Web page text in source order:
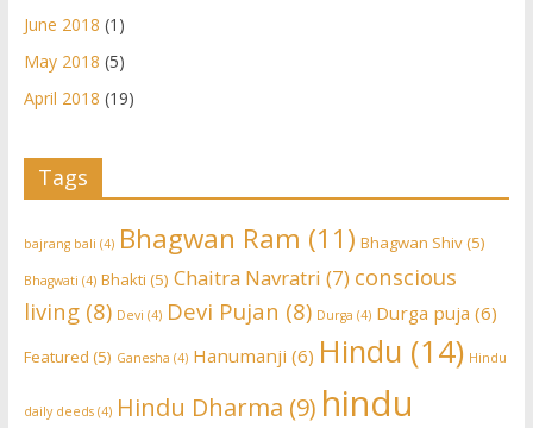
June 2018 (1)
May 2018 (5)
April 2018 (19)
Tags
bajrang bali (4) Bhagwan Ram (11) Bhagwan Shiv(5)
Bhagwati (4) Bhakti (5) Chaitra Navratri (7) conscious
living(8) Devi (4) Devi Pujan (8) Durga (4) Durga puja (6)
Featured (5) Ganesha (4) Hanumanji (6) Hindu (14) Hindu
daily deeds(4) Hindu Dharma (9) hindu